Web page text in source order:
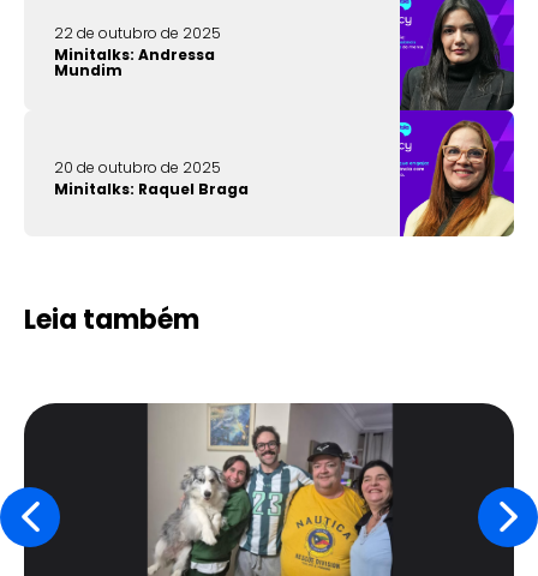
22 de outubro de 2025
Minitalks: Andressa
Mundim
20 de outubro de 2025
Minitalks: Raquel Braga
Leia também